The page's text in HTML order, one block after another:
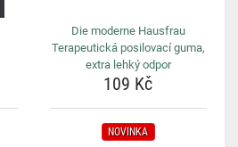
Die moderne Hausfrau
Terapeutická posilovací guma,
extra lehký odpor
109 Kč
NOVINKA